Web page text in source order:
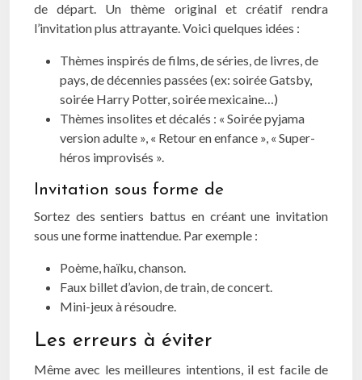
de départ. Un thème original et créatif rendra
l’invitation plus attrayante. Voici quelques idées :
Thèmes inspirés de films, de séries, de livres, de
pays, de décennies passées (ex: soirée Gatsby,
soirée Harry Potter, soirée mexicaine…)
Thèmes insolites et décalés : « Soirée pyjama
version adulte », « Retour en enfance », « Super-
héros improvisés ».
Invitation sous forme de
Sortez des sentiers battus en créant une invitation
sous une forme inattendue. Par exemple :
Poème, haïku, chanson.
Faux billet d’avion, de train, de concert.
Mini-jeux à résoudre.
Les erreurs à éviter
Même avec les meilleures intentions, il est facile de